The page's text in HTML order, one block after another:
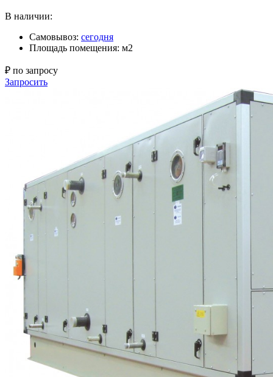
В наличии:
Самовывоз: сегодня
Площадь помещения: м2
₽ по запросу
Запросить